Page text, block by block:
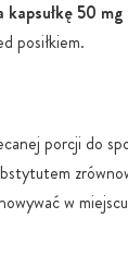
kapsułkę 50
posiłkiem.
porcji do
w